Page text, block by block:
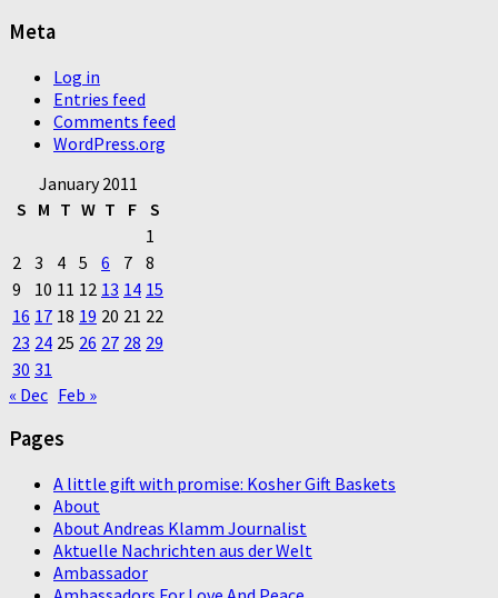
Meta
Log in
Entries feed
Comments feed
WordPress.org
January 2011
S M T W T F S
1
2
3 4 5 6 7 8
9
10 11 12 13 14 15
16 17 18 19 20 21 22
23 24 25 26 27 28 29
30 31
« Dec Feb »
Pages
A little gift with promise: Kosher Gift Baskets
About
About Andreas Klamm Journalist
Aktuelle Nachrichten aus der Welt
Ambassador